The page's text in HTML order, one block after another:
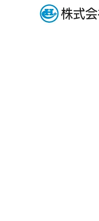
株式